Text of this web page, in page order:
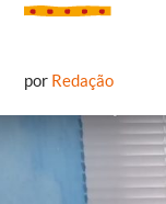
por Redação